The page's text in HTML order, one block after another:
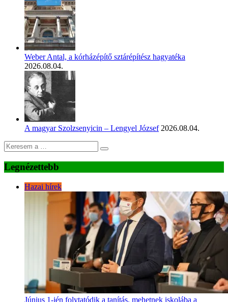
Weber Antal, a kórházépítő sztárépítész hagyatéka
2026.08.04.
A magyar Szolzsenyicin – Lengyel József 2026.08.04.
Legnézettebb
Hazai hírek
Június 1-jén folytatódik a tanítás, mehetnek iskolába a